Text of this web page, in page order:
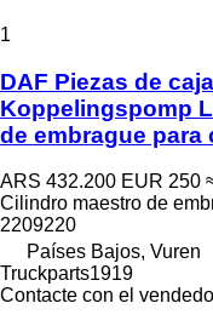
1
DAF Piezas de
Koppelingspomp
de embrague para
ARS 432.200 EUR 250
Cilindro maestro de
2209220
Países Bajos, Vuren
Truckparts1919
Contacte con el